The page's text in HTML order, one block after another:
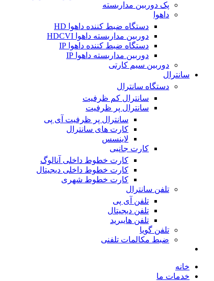
پک دوربین مداربسته
داهوا
دستگاه ضبط کننده داهوا HD
دوربین مداربسته داهوا HDCVI
دستگاه ضبط کننده داهوا IP
دوربین مداربسته داهوا IP
دوربین سیم کارتی
سانترال
دستگاه سانترال
سانترال کم ظرفیت
سانترال پر ظرفیت
سانترال پر ظرفیت آی پی
کارت های سانترال
لاینسس
کارت جانبی
کارت خطوط داخلی آنالوگ
کارت خطوط داخلی دیجیتال
کارت خطوط شهری
تلفن سانترال
تلفن آی پی
تلفن دیجیتال
تلفن هایبرید
تلفن گویا
ضبط مکالمات تلفنی
خانه
خدمات ما